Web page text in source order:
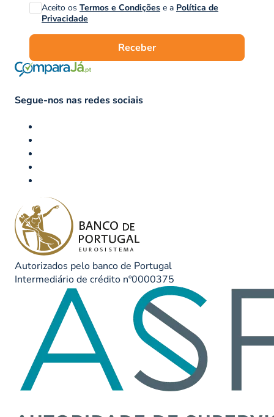
Aceito os Termos e Condições e a Política de
Privacidade
Receber
Segue-nos nas redes sociais
Autorizados pelo banco de Portugal
Intermediário de crédito nº0000375